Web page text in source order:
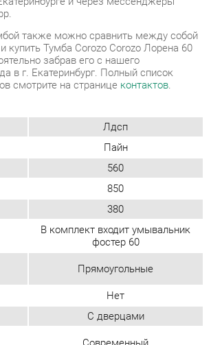
смотрите на страницеконтактов.
Лдсп
Пайн
560
380
В комплект входит умывальник
Прямоугольные
Нет
С дверцами
Современный
Нет